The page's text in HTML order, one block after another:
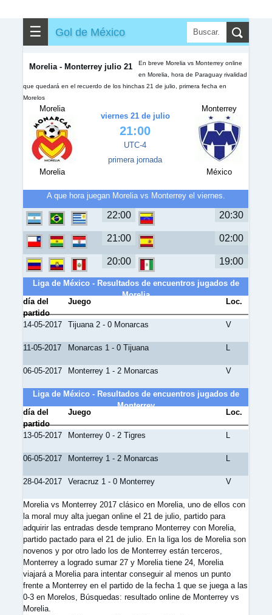
☰ Gol de México
Morelia - Monterrey julio 21
En breve Morelia vs Monterrey online
en Morelia, hora de Paraguay rivalidad
que quedará en el recuerdo de los hinchas 21 de julio, primera fecha en
Morelos
Morelia
Morelia
viernes 21 de julio
21:00
UTC-4
primera jornada
Monterrey
México
A que hora juegan Morelia vs Monterrey el viernes.
22:00 20:30
21:00 02:00
20:00 19:00
Liga de México - Resultados de encuentros jugados de
Morelia
día del
partido
Juego Loc.
14-05-2017 Tijuana 2 - 0 Monarcas V
11-05-2017 Monarcas 1 - 0 Tijuana L
06-05-2017 Monterrey 1 - 2 Monarcas V
Liga de México - Resultados de encuentros jugados de
Monterrey
día del
partido
Juego Loc.
13-05-2017 Monterrey 0 - 2 Tigres L
06-05-2017 Monterrey 1 - 2 Monarcas L
28-04-2017 Veracruz 1 - 0 Monterrey V
Morelia vs Monterrey 2017 clásico en Morelia, uno de ellos con
la moral muy alta juegan online el 21 de julio, partido para
adquirir las entradas desde temprano Monterrey con Morelia,
partido pactado para el 21 de julio. En la liga los de Morelia son
novenos y por otro lado los de Monterrey están terceros,
Monterrey a logrado sumar 27 y Morelia tiene 24, Morelia
viajará a Morelia para intentar conseguir al menos un punto
frente a Monterrey en el partido de la fecha 1 que se juega a las
0-3 en Morelos, Búsquedas: resultado online de Monterrey vs
Morelia.